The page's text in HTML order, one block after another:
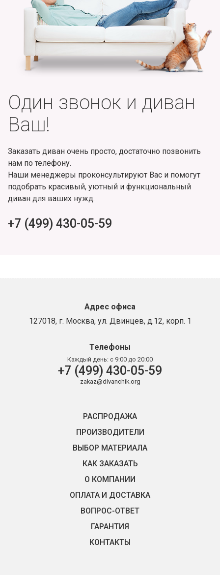
Один звонок и диван
Ваш!
Заказать диван очень просто, достаточно позвонить
нам по телефону.
Наши менеджеры проконсультируют Вас и помогут
подобрать красивый, уютный и функциональный
диван для ваших нужд.
+7 (499) 430-05-59
Адрес офиса
127018, г. Москва, ул. Двинцев, д.12, корп. 1
Телефоны
Каждый день: с 9:00 до 20:00
+7 (499) 430-05-59
zakaz@divanchik.org
РАСПРОДАЖА
ПРОИЗВОДИТЕЛИ
ВЫБОР МАТЕРИАЛА
КАК ЗАКАЗАТЬ
О КОМПАНИИ
ОПЛАТА И ДОСТАВКА
ВОПРОС-ОТВЕТ
ГАРАНТИЯ
КОНТАКТЫ